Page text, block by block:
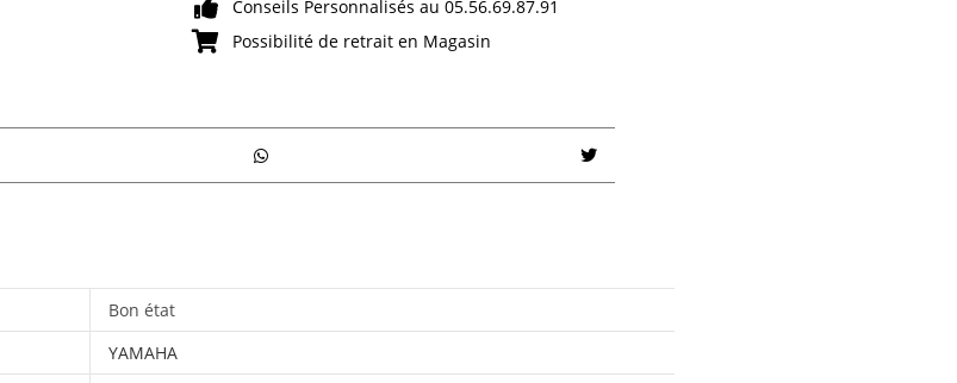
Conseils Personnalisés au 05.56.69.87.91
Possibilité de retrait en Magasin
Bon état
YAMAHA